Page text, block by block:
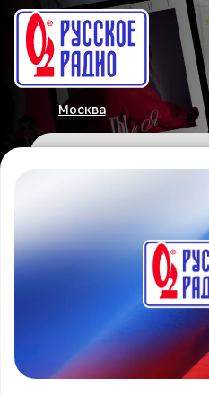
Москва